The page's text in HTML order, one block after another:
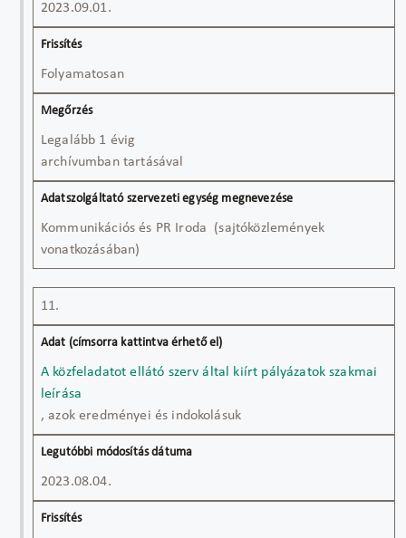
2023.09.01.
Folyamatosan
Legalább 1 évig
archívumban tartásával
Kommunikációs és PR Iroda (sajtóközlemények
vonatkozásában)
11.
A közfeladatot ellátó szerv által kiírt pályázatok szakmai
leírása
, azok eredményei és indokolásuk
2023.08.04.